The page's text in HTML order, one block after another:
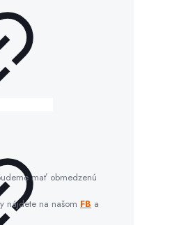
mať obmedzenú
nájdete na našom FB a